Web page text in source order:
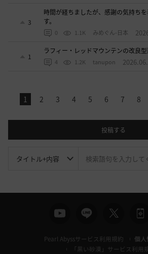
3
時間が経ちましたが、感謝の気持ち
す。
0 1.1K みめぐん-日本
1
ラフィー・レッドマウンテンの改良
4 1.2K tanupon
1 2 3 4 5 6 7 8
投稿する
Pearl Abyssサービス利用規約
個
「黒い砂漠」サービス利用